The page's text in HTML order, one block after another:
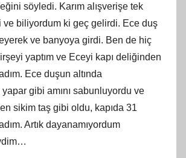
söyledi. Karım alışverişe tek
ve biliyordum ki geç gelirdi. Ece duş
ve banyoya girdi. Ben de hiç
yaptım ve Eceyi kapı deliğinden
Ece duşun altında
yapar gibi amını sabunluyordu ve
sikim taş gibi oldu, kapıda 31
Artık dayanamıyordum
…